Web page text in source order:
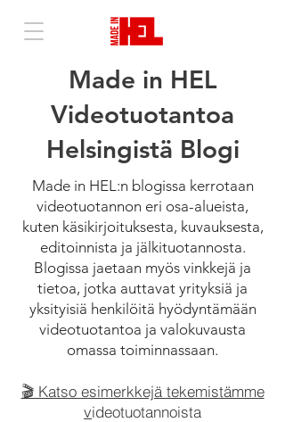
Made in HEL
Videotuotantoa
Helsingistä Blogi
Made in HEL:n blogissa kerrotaan
videotuotannon eri osa-alueista,
kuten käsikirjoituksesta, kuvauksesta,
editoinnista ja jälkituotannosta.
Blogissa jaetaan myös vinkkejä ja
tietoa, jotka auttavat yrityksiä ja
yksityisiä henkilöitä hyödyntämään
videotuotantoa ja valokuvausta
omassa toiminnassaan.
🎬 Katso esimerkkejä tekemistämme
videotuotannoista